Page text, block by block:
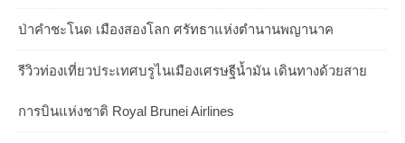
ป่าคำชะโนด เมืองสองโลก ศรัทธาแห่งตำนานพญานาค
รีวิวท่องเที่ยวประเทศบรูไนเมืองเศรษฐีน้ำมัน เดินทางด้วยสาย
การบินแห่งชาติ Royal Brunei Airlines